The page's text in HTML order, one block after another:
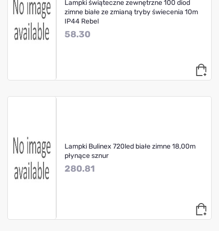
Lampki świąteczne zewnętrzne 100 diod
zimne białe ze zmianą tryby świecenia 10m
IP44 Rebel
58.30
Lampki Bulinex 720led białe zimne 18,00m
płynące sznur
280.81